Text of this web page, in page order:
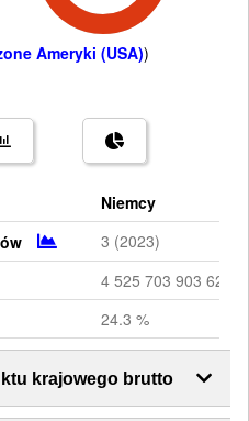
Ameryki (USA))
Niemcy
3 (2023)
4 525 703 903 627
24.3 %
krajowego brutto